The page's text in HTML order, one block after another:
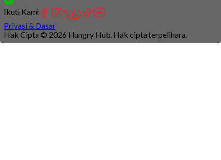
Ikuti Kami
Privasi & Dasar
Hak Cipta © 2026 Hungry Hub. Hak cipta terpelihara.
Connection